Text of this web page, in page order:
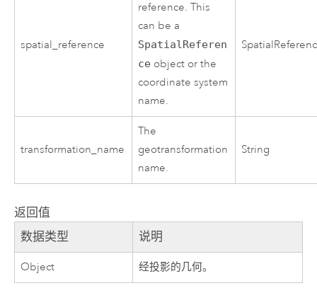
spatial_reference
reference. This
can be a
SpatialReferen
ce object or the
coordinate system
name.
transformation_name
The
geotransformation
name.
String
返回值
数据类型 说明
Object 经投影的几何。